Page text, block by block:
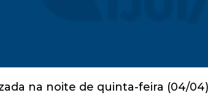
na noite de quinta-feira (04/